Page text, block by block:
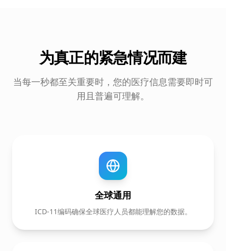
为真正的紧急情况而建
当每一秒都至关重要时，您的医疗信息需要即时可
用且普遍可理解。
全球通用
ICD-11编码确保全球医疗人员都能理解您的数据。